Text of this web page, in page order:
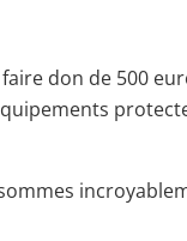
don de 500